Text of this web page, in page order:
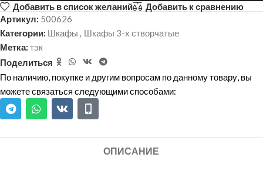
Добавить в список желаний
Добавить к сравнению
Артикул: 500626
Категории: Шкафы , Шкафы 3-х створчатые
Метка: тэк
Поделиться
По наличию, покупке и другим вопросам по данному товару, вы
можете связаться следующими способами:
ОПИСАНИЕ